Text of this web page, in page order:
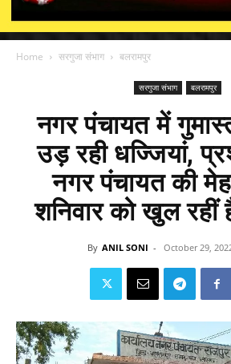
Home सरगुजा संभाग बलरामपुर
सरगुजा संभाग बलरामपुर
नगर पंचायत में
उड़ रही धज्जियां,
नगर पंचायत की
शनिवार को खुल
By ANIL SONI - October 29,